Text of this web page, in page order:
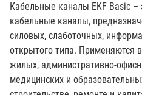
Кабельные каналы EKF Basic –
кабельные каналы,
силовых, слаботочных,
открытого типа. Применяются
жилых, административно-
медицинских и